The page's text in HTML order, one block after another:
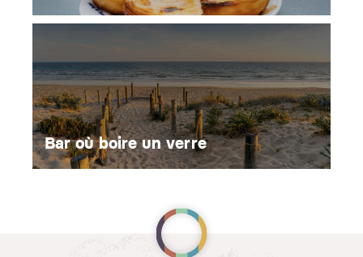
Bar où boire un verre